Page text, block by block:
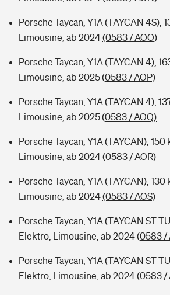
Porsche Taycan, Y1A (TAYCAN 4S),
Limousine, ab 2024(0583 / AOO)
Porsche Taycan, Y1A (TAYCAN 4),
Limousine, ab 2025(0583 / AOP)
Porsche Taycan, Y1A (TAYCAN 4),
Limousine, ab 2025(0583 / AOQ)
Porsche Taycan, Y1A (TAYCAN), 150
Limousine, ab 2024(0583 / AOR)
Porsche Taycan, Y1A (TAYCAN), 130
Limousine, ab 2024(0583 / AOS)
Porsche Taycan, Y1A (TAYCAN ST
Elektro, Limousine, ab 2024(0583 /
Porsche Taycan, Y1A (TAYCAN ST
Elektro, Limousine, ab 2024(0583 /